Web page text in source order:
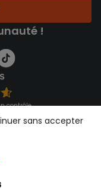
!
contrôle
sans accepter